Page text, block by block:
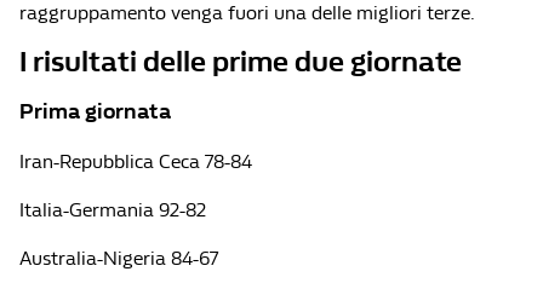
raggruppamento venga fuori una delle migliori terze.
I risultati delle prime due giornate
Prima giornata
Iran-Repubblica Ceca 78-84
Italia-Germania 92-82
Australia-Nigeria 84-67